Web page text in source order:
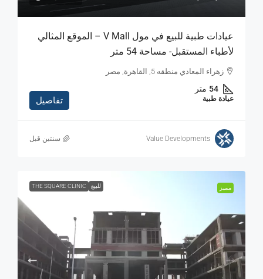
عيادات طبية للبيع في مول V Mall – الموقع المثالي
لأطباء المستقبل- مساحة 54 متر
زهراء المعادي منطقه 5, القاهرة, مصر
54 متر
عيادة طبية تفاصيل
Value Developments ‏سنتين قبل
مميز للبيع THE SQUARE CLINIC